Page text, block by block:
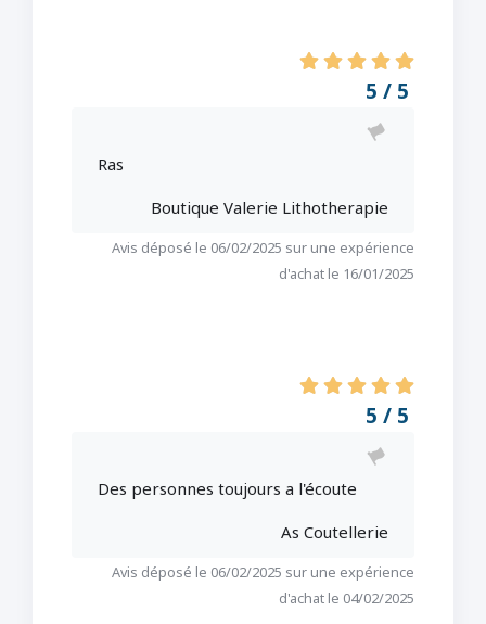
5 / 5
Ras
Boutique Valerie Lithotherapie
Avis déposé le 06/02/2025 sur une expérience
d'achat le 16/01/2025
5 / 5
Des personnes toujours a l'écoute
As Coutellerie
Avis déposé le 06/02/2025 sur une expérience
d'achat le 04/02/2025